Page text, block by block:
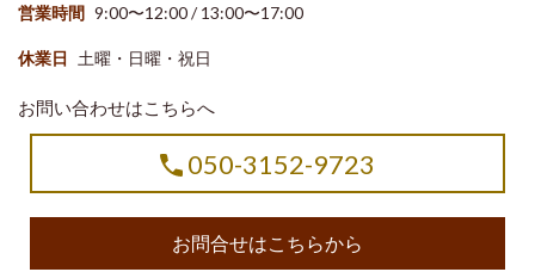
営業時間 9:00〜12:00 / 13:00〜17:00
休業日 土曜・日曜・祝日
お問い合わせはこちらへ
050-3152-9723
お問合せはこちらから